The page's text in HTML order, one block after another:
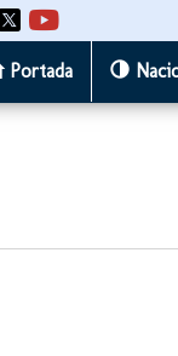
Portada